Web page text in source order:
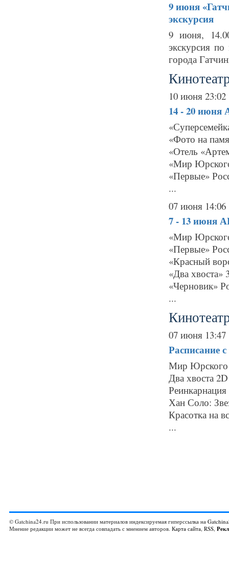
9 июня
экскурсия
9 июня,
экскурсия
города
10 июня 23:02
14 - 20 июня
«Фото на
«Отель
«Мир
«Первые»
...
07 июня 14:06
7 - 13 июня
«Мир
«Первые»
«Красный
«Два хвоста»
«Черновик»
...
07 июня 13:47
Расписание
Мир Юрского
Два хвоста 2D
Реинкарнация
Хан Соло:
Красотка на
...
© Gatchina24.ru При использовании материалов индексируемая гиперссылка на
Мнение редакции может не всегда совпадать с мнением авторов. Карта сайта, RSS,